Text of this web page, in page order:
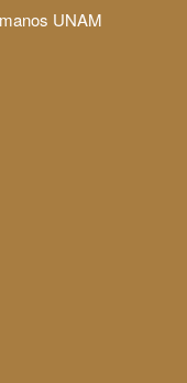
UNAM